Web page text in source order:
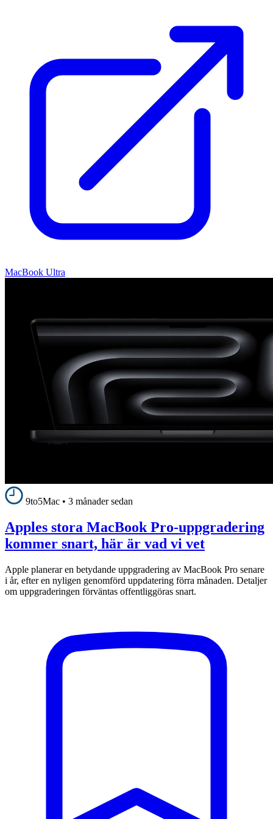
MacBook Ultra
9to5Mac • 3 månader sedan
Apples stora MacBook Pro-uppgradering
kommer snart, här är vad vi vet
Apple planerar en betydande uppgradering av MacBook Pro senare
i år, efter en nyligen genomförd uppdatering förra månaden. Detaljer
om uppgraderingen förväntas offentliggöras snart.